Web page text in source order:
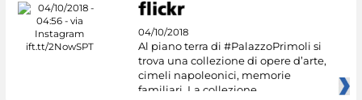
04/10/2018
Al piano terra di #PalazzoPrimoli si
trova una collezione di opere d’arte,
cimeli napoleonici, memorie
familiari. La collezione